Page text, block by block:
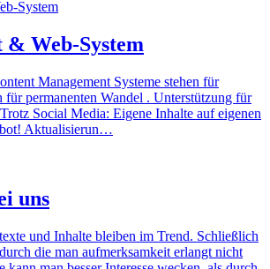
& Web-System
Management Systeme stehen für
für permanenten Wandel . Unterstützung für
Social Media: Eigene Inhalte auf eigenen
Aktualisierun…
uns
und Inhalte bleiben im Trend. Schließlich
die man aufmerksamkeit erlangt nicht